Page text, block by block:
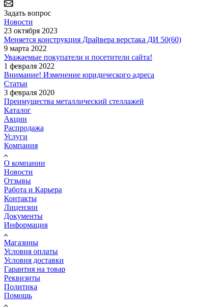
Задать вопрос
Новости
23 октября 2023
Меняется конструкция Драйвера верстака ДИ 50(60)
9 марта 2022
Уважаемые покупатели и посетители сайта!
1 февраля 2022
Внимание! Изменение юридического адреса
Статьи
3 февраля 2020
Преимущества металлический стеллажей
Каталог
Акции
Распродажа
Услуги
Компания
О компании
Новости
Отзывы
Работа и Карьера
Контакты
Лицензии
Документы
Информация
Магазины
Условия оплаты
Условия доставки
Гарантия на товар
Реквизиты
Политика
Помощь